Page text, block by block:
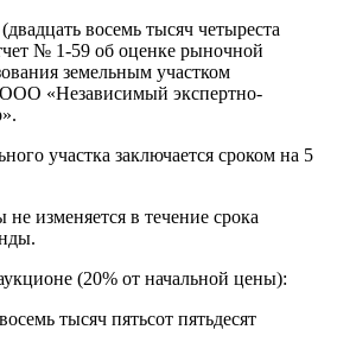
восемь тысяч четыреста
№ 1-59 об оценке рыночной
земельным участком
ООО «Независимый экспертно-
участка заключается сроком на 5
изменяется в течение срока
(20% от начальной цены):
тысяч пятьсот пятьдесят